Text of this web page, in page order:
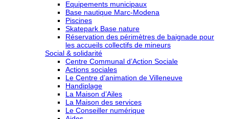
Equipements municipaux
Base nautique Marc-Modena
Piscines
Skatepark Base nature
Réservation des périmètres de baignade pour
les accueils collectifs de mineurs
Social & solidarité
Centre Communal d’Action Sociale
Actions sociales
Le Centre d’animation de Villeneuve
Handiplage
La Maison d’Ailes
La Maison des services
Le Conseiller numérique